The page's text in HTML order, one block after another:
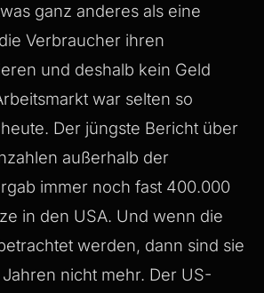
ganz anderes als eine
Verbraucher ihren
und deshalb kein Geld
war selten so
Der jüngste Bericht über
außerhalb der
immer noch fast 400.000
in den USA. Und wenn die
werden, dann sind sie
nicht mehr. Der US-